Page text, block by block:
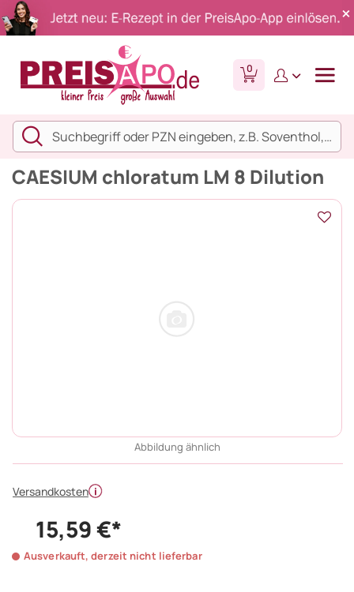
0
CAESIUM chloratum LM 8 Dilution
Abbildung ähnlich
Versandkosten
15,59 €*
Ausverkauft, derzeit nicht lieferbar